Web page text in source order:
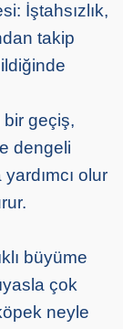
İştahsızlık,
takip
bir geçiş,
dengeli
olur
büyüme
çok
neyle